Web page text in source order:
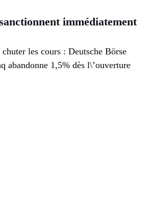
immédiatement
les cours : Deutsche Börse
abandonne 1,5% dès l\’ouverture